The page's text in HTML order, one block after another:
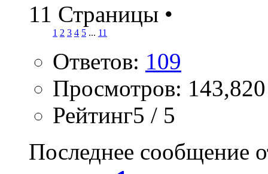
11 Страницы •
1 2 3 4 5 ... 11
Ответов: 109
Просмотров: 143,820
Рейтинг5 / 5
Последнее сообщение